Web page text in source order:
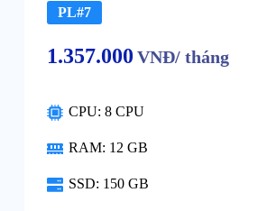
PL#7
1.357.000 VNĐ/ tháng
CPU: 8 CPU
RAM: 12 GB
SSD: 150 GB